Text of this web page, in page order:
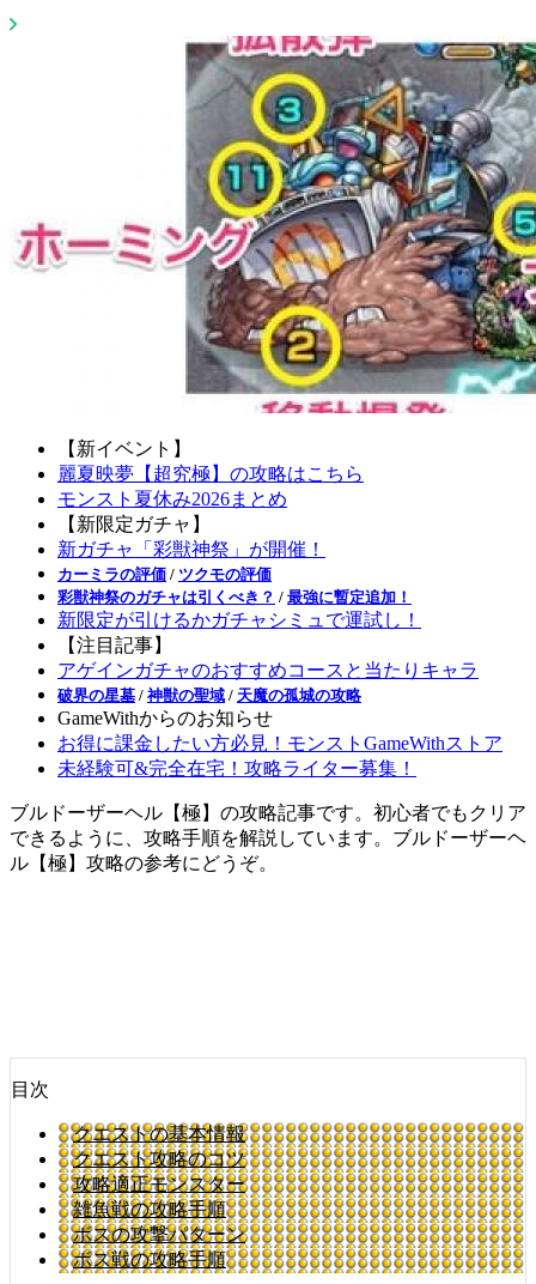
【新イベント】
麗夏映夢【超究極】の攻略はこちら
モンスト夏休み2026まとめ
【新限定ガチャ】
新ガチャ「彩獣神祭」が開催！
カーミラの評価 / ツクモの評価
彩獣神祭のガチャは引くべき？ / 最強に暫定追加！
新限定が引けるかガチャシミュで運試し！
【注目記事】
アゲインガチャのおすすめコースと当たりキャラ
破界の星墓 / 神獣の聖域 / 天魔の孤城の攻略
GameWithからのお知らせ
お得に課金したい方必見！モンストGameWithストア
未経験可&完全在宅！攻略ライター募集！
ブルドーザーヘル【極】の攻略記事です。初心者でもクリア
できるように、攻略手順を解説しています。ブルドーザーヘ
ル【極】攻略の参考にどうぞ。
目次
クエストの基本情報
クエスト攻略のコツ
攻略適正モンスター
雑魚戦の攻略手順
ボスの攻撃パターン
ボス戦の攻略手順